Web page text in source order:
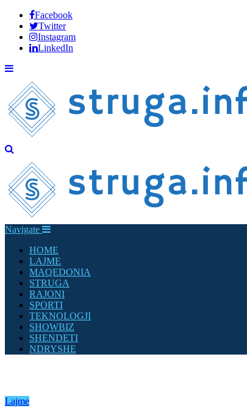
Facebook
Twitter
Instagram
LinkedIn
Navigate
HOME
LAJME
MAQEDONIA
STRUGA
RAJONI
SPORTI
TEKNOLOGJI
SHOWBIZ
SHENDETI
NDRYSHE
Lajme